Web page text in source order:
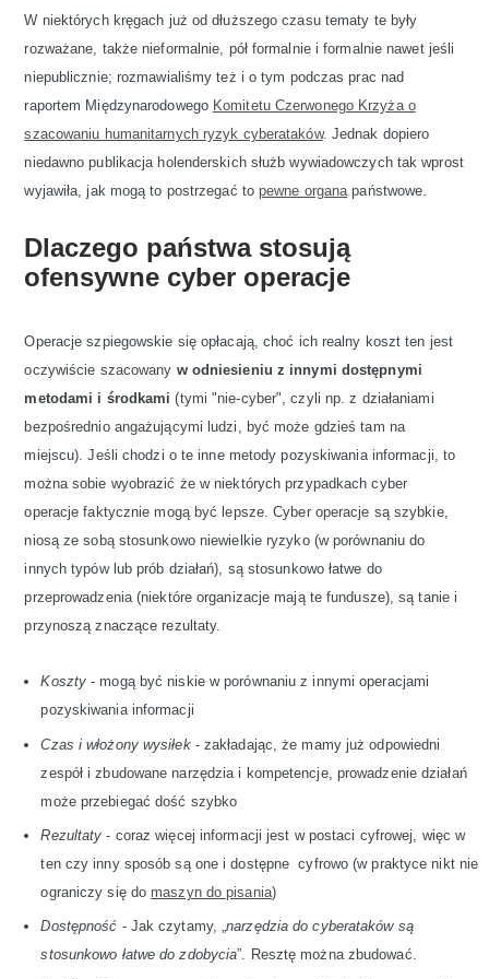
W niektórych kręgach już od dłuższego czasu tematy te były
rozważane, także nieformalnie, pół formalnie i formalnie nawet jeśli
niepublicznie; rozmawialiśmy też i o tym podczas prac nad
raportem Międzynarodowego Komitetu Czerwonego Krzyża o
szacowaniu humanitarnych ryzyk cyberataków. Jednak dopiero
niedawno publikacja holenderskich służb wywiadowczych tak wprost
wyjawiła, jak mogą to postrzegać topewne organapaństwowe.
Dlaczego państwa stosują
ofensywne cyber operacje
Operacje szpiegowskie się opłacają, choć ich realny koszt ten jest
oczywiście szacowany w odniesieniu z innymi dostępnymi
metodami i środkami (tymi "nie-cyber", czyli np. z działaniami
bezpośrednio angażującymi ludzi, być może gdzieś tam na
miejscu). Jeśli chodzi o te inne metody pozyskiwania informacji, to
można sobie wyobrazić że w niektórych przypadkach cyber
operacje faktycznie mogą być lepsze. Cyber operacje są szybkie,
niosą ze sobą stosunkowo niewielkie ryzyko (w porównaniu do
innych typów lub prób działań), są stosunkowo łatwe do
przeprowadzenia (niektóre organizacje mają te fundusze), są tanie i
przynoszą znaczące rezultaty.
Koszty - mogą być niskie w porównaniu z innymi operacjami
pozyskiwania informacji
Czas i włożony wysiłek- zakładając, że mamy już odpowiedni
zespół i zbudowane narzędzia i kompetencje, prowadzenie działań
może przebiegać dość szybko
Rezultaty - coraz więcej informacji jest w postaci cyfrowej, więc w
ten czy inny sposób są one i dostępne cyfrowo (w praktyce nikt nie
ograniczy się do maszyn do pisania)
Dostępność - Jak czytamy, „narzędzia do cyberataków są
stosunkowo łatwe do zdobycia”. Resztę można zbudować.